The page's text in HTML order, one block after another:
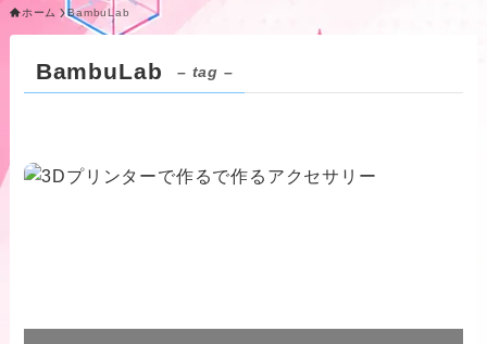
ホーム BambuLab
BambuLab – tag –